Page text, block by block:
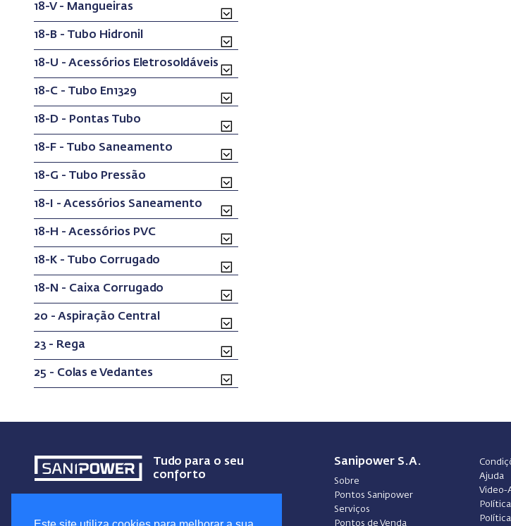
18-V - Mangueiras
18-B - Tubo Hidronil
18-U - Acessórios Eletrosoldáveis
18-C - Tubo En1329
18-D - Pontas Tubo
18-F - Tubo Saneamento
18-G - Tubo Pressão
18-I - Acessórios Saneamento
18-H - Acessórios PVC
18-K - Tubo Corrugado
18-N - Caixa Corrugado
20 - Aspiração Central
23 - Rega
25 - Colas e Vedantes
Tudo para o seu
conforto
Sanipower S.A.
Sobre
Pontos Sanipower
Serviços
Pontos de Venda
Ajuda
Video-